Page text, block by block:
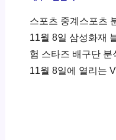
스포츠 중계스포츠
11월 8일 삼성화재
험 스타즈 배구단 분
11월 8일에 열리는